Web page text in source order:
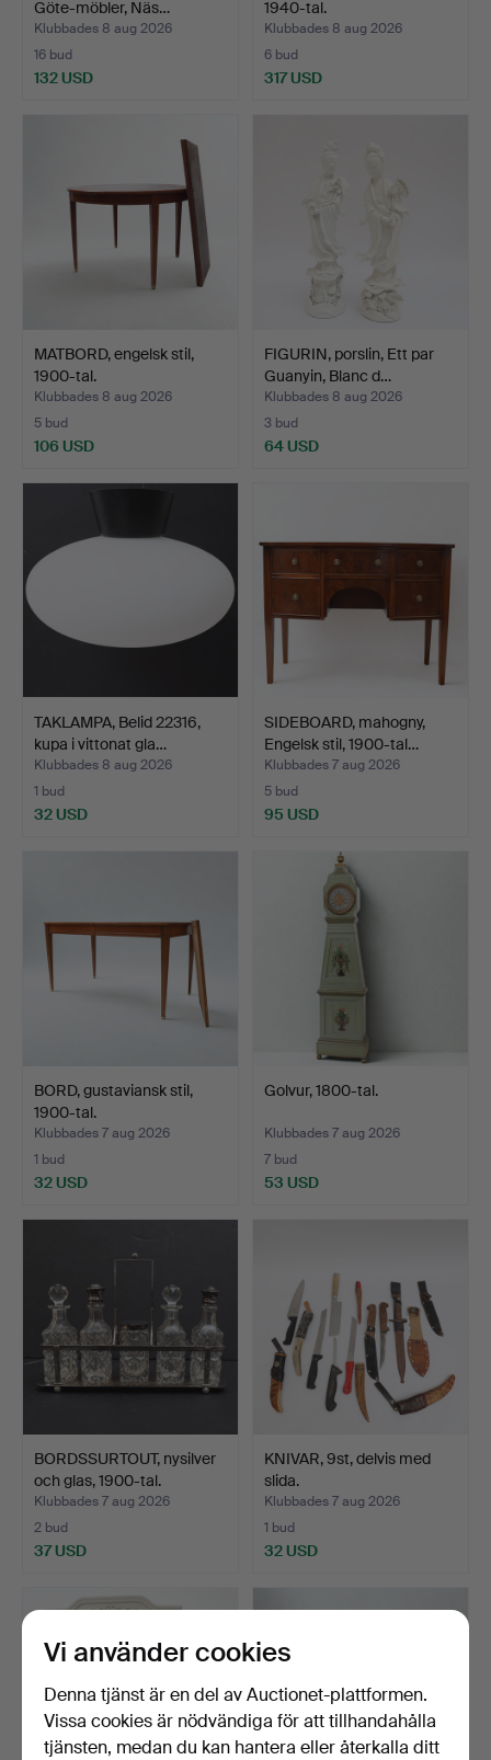
Göte-möbler, Näs…
Klubbades 8 aug 2026
16 bud
132 USD
1940-tal.
Klubbades 8 aug 2026
6 bud
317 USD
MATBORD, engelsk stil,
1900-tal.
Klubbades 8 aug 2026
5 bud
106 USD
FIGURIN, porslin, Ett par
Guanyin, Blanc d…
Klubbades 8 aug 2026
3 bud
64 USD
TAKLAMPA, Belid 22316,
kupa i vittonat gla…
Klubbades 8 aug 2026
1 bud
32 USD
SIDEBOARD, mahogny,
Engelsk stil, 1900-tal…
Klubbades 7 aug 2026
5 bud
95 USD
BORD, gustaviansk stil,
1900-tal.
Klubbades 7 aug 2026
1 bud
32 USD
Golvur, 1800-tal.
Klubbades 7 aug 2026
7 bud
53 USD
BORDSSURTOUT, nysilver
och glas, 1900-tal.
Klubbades 7 aug 2026
2 bud
37 USD
KNIVAR, 9st, delvis med
slida.
Klubbades 7 aug 2026
1 bud
32 USD
Vi använder cookies
Denna tjänst är en del av Auctionet-plattformen.
Vissa cookies är nödvändiga för att tillhandahålla
tjänsten, medan du kan hantera eller återkalla ditt